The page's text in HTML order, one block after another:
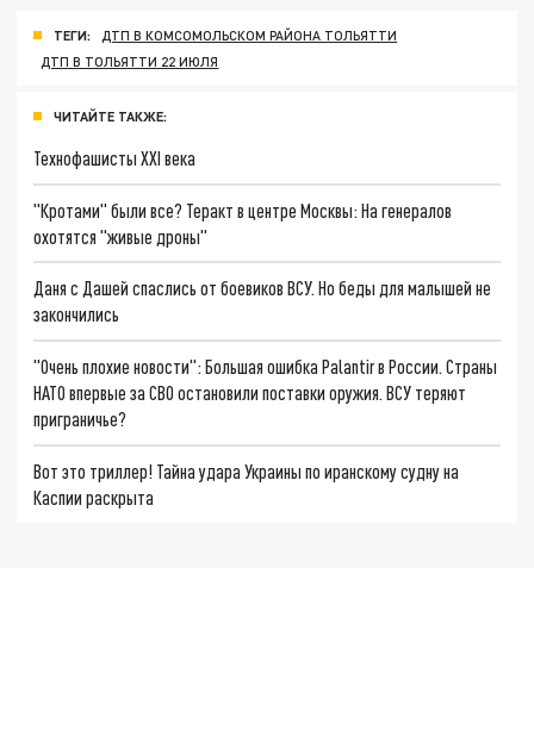
ТЕГИ:
ДТП В КОМСОМОЛЬСКОМ РАЙОНА ТОЛЬЯТТИ
ДТП В ТОЛЬЯТТИ 22 ИЮЛЯ
ЧИТАЙТЕ ТАКЖЕ:
Технофашисты XXI века
"Кротами" были все? Теракт в центре Москвы: На генералов
охотятся "живые дроны"
Даня с Дашей спаслись от боевиков ВСУ. Но беды для малышей не
закончились
"Очень плохие новости": Большая ошибка Palantir в России. Страны
НАТО впервые за СВО остановили поставки оружия. ВСУ теряют
приграничье?
Вот это триллер! Тайна удара Украины по иранскому судну на
Каспии раскрыта